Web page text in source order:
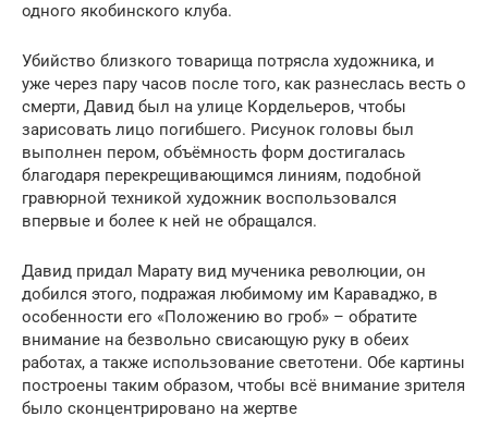
одного якобинского клуба.
Убийство близкого товарища потрясла художника, и
уже через пару часов после того, как разнеслась весть о
смерти, Давид был на улице Кордельеров, чтобы
зарисовать лицо погибшего. Рисунок головы был
выполнен пером, объёмность форм достигалась
благодаря перекрещивающимся линиям, подобной
гравюрной техникой художник воспользовался
впервые и более к ней не обращался.
Давид придал Марату вид мученика революции, он
добился этого, подражая любимому им Караваджо, в
особенности его «Положению во гроб» – обратите
внимание на безвольно свисающую руку в обеих
работах, а также использование светотени. Обе картины
построены таким образом, чтобы всё внимание зрителя
было сконцентрировано на жертве